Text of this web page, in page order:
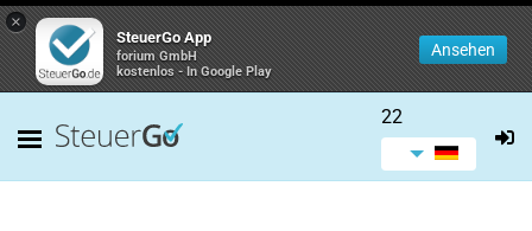
×
SteuerGo App
forium GmbH
kostenlos - In Google Play
Ansehen
22